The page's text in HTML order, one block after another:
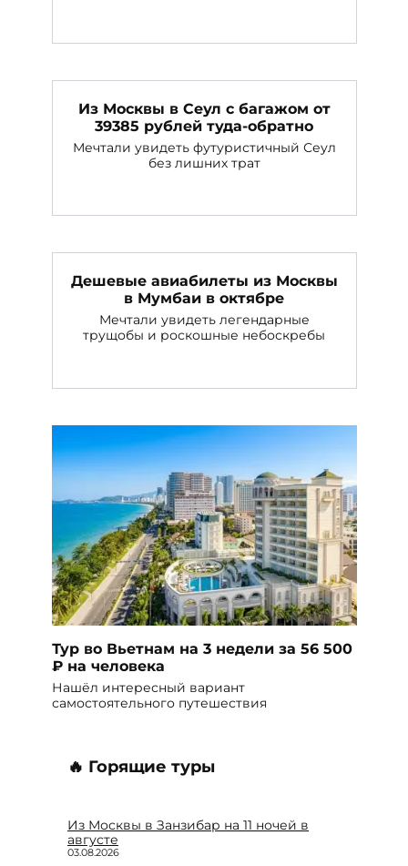
Из Москвы в Сеул с багажом от
39385 рублей туда-обратно
Мечтали увидеть футуристичный Сеул
без лишних трат
Дешевые авиабилеты из Москвы
в Мумбаи в октябре
Мечтали увидеть легендарные
трущобы и роскошные небоскребы
Тур во Вьетнам на 3 недели за 56 500
₽ на человека
Нашёл интересный вариант
самостоятельного путешествия
🔥 Горящие туры
Из Москвы в Занзибар на 11 ночей в
августе
03.08.2026